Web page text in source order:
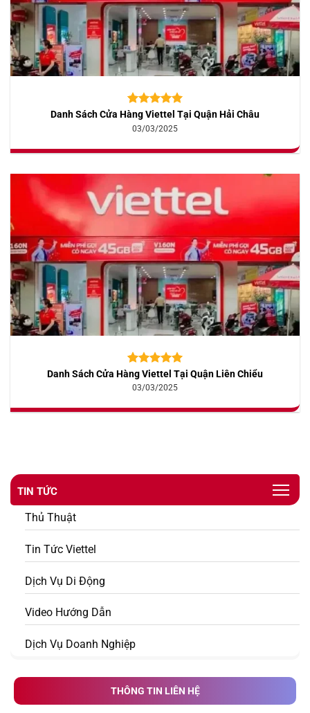
TIN TỨC
Thủ Thuật
Tin Tức Viettel
Dịch Vụ Di Động
Video Hướng Dẫn
Dịch Vụ Doanh Nghiệp
THÔNG TIN LIÊN HỆ
5.00trên 5
dựa trên
10
Danh Sách Cửa Hàng Viettel Tại Quận Hải Châu
03/03/2025
5.00trên 5
dựa trên
10
Danh Sách Cửa Hàng Viettel Tại Quận Liên Chiểu
03/03/2025